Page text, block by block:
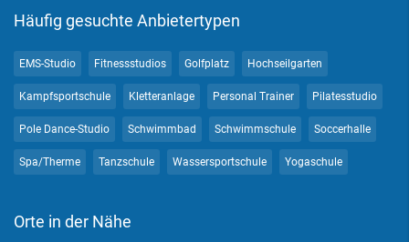
Häufig gesuchte Anbietertypen
EMS-Studio Fitnessstudios Golfplatz Hochseilgarten
Kampfsportschule Kletteranlage Personal Trainer Pilatesstudio
Pole Dance-Studio Schwimmbad Schwimmschule Soccerhalle
Spa/Therme Tanzschule Wassersportschule Yogaschule
Orte in der Nähe